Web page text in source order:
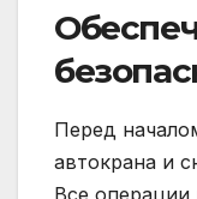
Перед
автокрана и
Все операции